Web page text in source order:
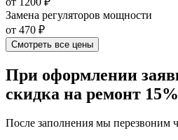
Замена регуляторов мощности
от 470 ₽
Смотреть все цены
При оформлении
скидка на ремонт 15%
После заполнения мы перезвоним